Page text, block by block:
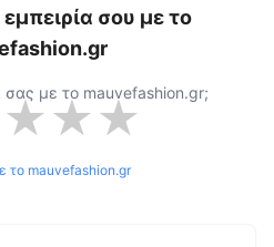
σου με το
σας με το mauvefashion.gr;
★★★
το mauvefashion.gr